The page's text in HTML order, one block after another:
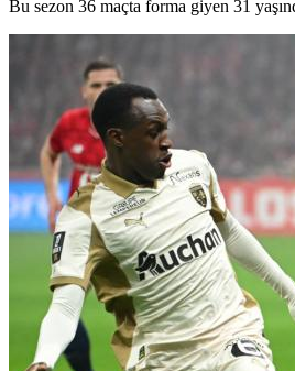
Bu sezon 36 maçta forma giyen 31